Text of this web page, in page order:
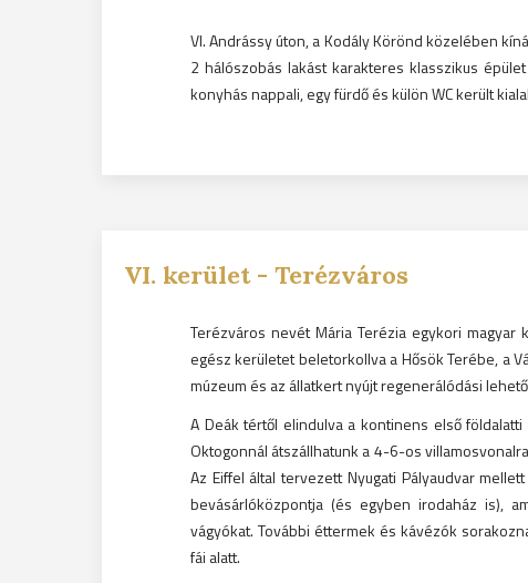
VI. Andrássy úton, a Kodály Körönd közelében
2 hálószobás lakást karakteres klasszikus
konyhás nappali, egy fürdő és külön WC került
VI. kerület - Terézváros
Terézváros nevét Mária Terézia egykori
egész kerületet beletorkollva a Hősök Terébe, a
múzeum és az állatkert nyújt regenerálódási
A Deák tértől elindulva a kontinens első
Oktogonnál átszállhatunk a 4-6-os
Az Eiffel által tervezett Nyugati Pályaudvar
bevásárlóközpontja (és egyben irodaház is),
vágyókat. További éttermek és kávézók
fái alatt.